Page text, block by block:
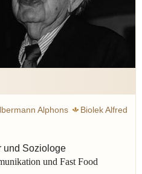
Alphons
Biolek Alfred
food
und Soziologe
und Fast Food